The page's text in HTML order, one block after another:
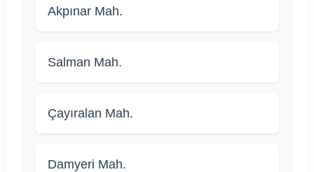
Akpınar Mah.
Salman Mah.
Çayıralan Mah.
Damyeri Mah.